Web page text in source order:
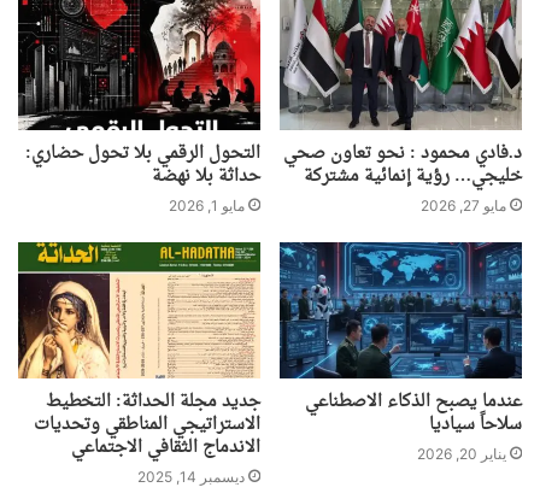
د.فادي محمود : نحو تعاون صحي
خليجي… رؤية إنمائية مشتركة
مايو 27, 2026
التحول الرقمي بلا تحول حضاري:
حداثة بلا نهضة
مايو 1, 2026
عندما يصبح الذكاء الاصطناعي
سلاحاً سياديا
يناير 20, 2026
جديد مجلة الحداثة: التخطيط
الاستراتيجي المناطقي وتحديات
الاندماج الثقافي الاجتماعي
ديسمبر 14, 2025